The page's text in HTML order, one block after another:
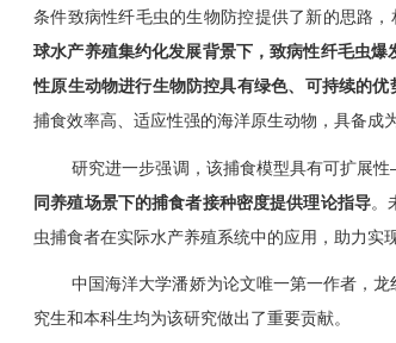
条件致病性纤毛虫的生物防控提供了新的思路
球水产养殖集约化发展背景下，致病性纤毛虫
性原生动物进行生物防控具有绿色、可持续的优
捕食效率高、适应性强的海洋原生动物，具备成
研究进一步强调，该捕食模型具有可扩展性
同养殖场景下的捕食者接种密度提供理论指导。
虫捕食者在实际水产养殖系统中的应用，助力实
中国海洋大学潘娇为论文唯一第一作者，龙
究生和本科生均为该研究做出了重要贡献。